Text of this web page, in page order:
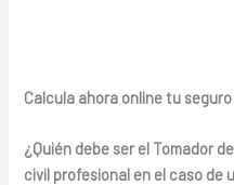
Calcula ahora online tu seguro
¿Quién debe ser el Tomador
civil profesional en el caso